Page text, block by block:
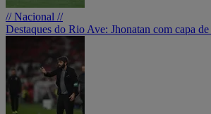
// Nacional //
Destaques do Rio Ave: Jhonatan com capa